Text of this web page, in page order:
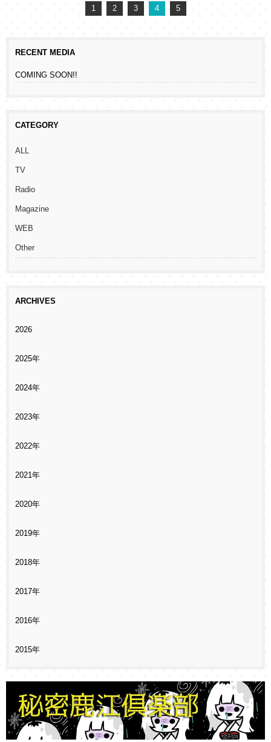
1 2 3 4 5
RECENT MEDIA
COMING SOON!!
CATEGORY
ALL
TV
Radio
Magazine
WEB
Other
ARCHIVES
2026
2025年
2024年
2023年
2022年
2021年
2020年
2019年
2018年
2017年
2016年
2015年